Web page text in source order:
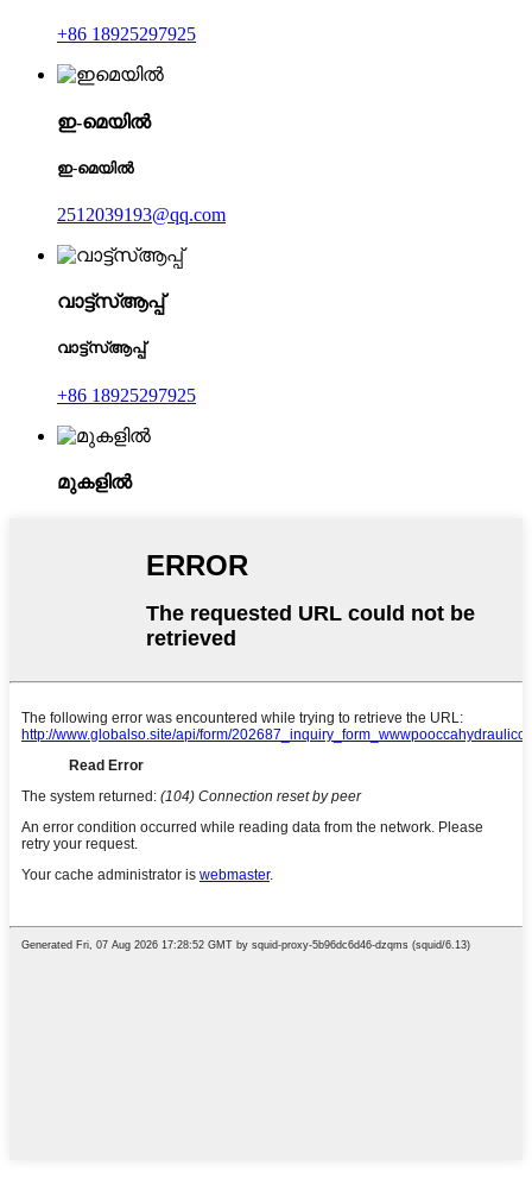
+86 18925297925
ഇ-മെയിൽ
ഇ-മെയിൽ
2512039193@qq.com
വാട്ട്‌സ്ആപ്പ്
വാട്ട്‌സ്ആപ്പ്
+86 18925297925
മുകളിൽ